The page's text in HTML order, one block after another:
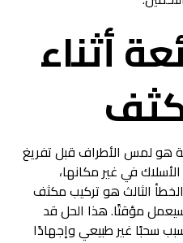
أثناء
هو لمس الأطراف قبل تفريغ
في غير مكانها،
الثالث هو تركيب مكثف
مؤقتًا. هذا الحل قد
سحبًا غير طبيعي وإجهادًا